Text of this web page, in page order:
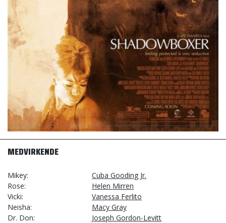
MEDVIRKENDE
Mikey
Cuba Gooding Jr.
Rose
Helen Mirren
Vicki
Vanessa Ferlito
Neisha
Macy Gray
Dr. Don
Joseph Gordon-Levitt